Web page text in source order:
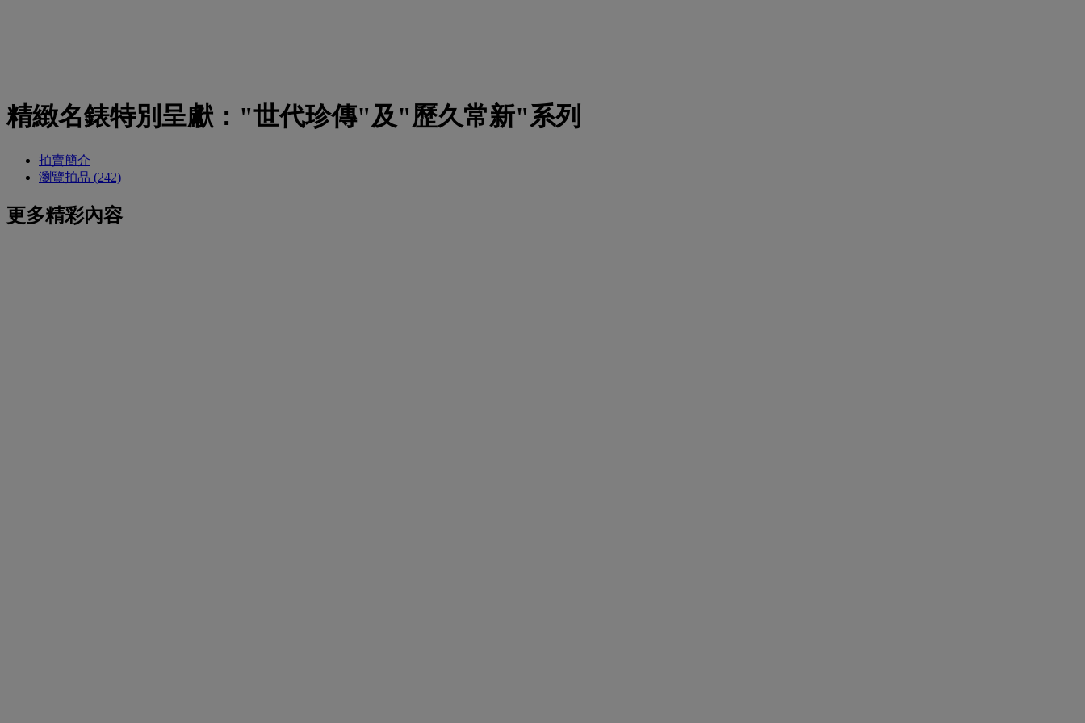
精緻名錶特別呈獻："世代珍傳"及"歷久常新"系列
拍賣簡介
瀏覽拍品 (242)
更多精彩內容